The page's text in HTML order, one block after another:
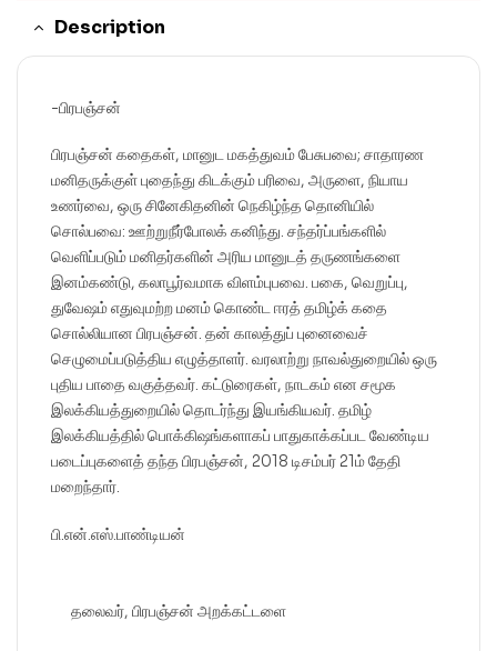
Description
-பிரபஞ்சன்
பிரபஞ்சன் கதைகள், மானுட மகத்துவம் பேசுபவை; சாதாரண
மனிதருக்குள் புதைந்து கிடக்கும் பரிவை, அருளை, நியாய
உணர்வை, ஒரு சினேகிதனின் நெகிழ்ந்த தொனியில்
சொல்பவை: ஊற்றுநீர்போலக் கனிந்து. சந்தர்ப்பங்களில்
வெளிப்படும் மனிதர்களின் அரிய மானுடத் தருணங்களை
இனம்கண்டு, கலாபூர்வமாக விளம்புபவை. பகை, வெறுப்பு,
துவேஷம் எதுவுமற்ற மனம் கொண்ட ஈரத் தமிழ்க் கதை
சொல்லியான பிரபஞ்சன். தன் காலத்துப் புனைவைச்
செழுமைப்படுத்திய எழுத்தாளர். வரலாற்று நாவல்துறையில் ஒரு
புதிய பாதை வகுத்தவர். கட்டுரைகள், நாடகம் என சமூக
இலக்கியத்துறையில் தொடர்ந்து இயங்கியவர். தமிழ்
இலக்கியத்தில் பொக்கிஷங்களாகப் பாதுகாக்கப்பட வேண்டிய
படைப்புகளைத் தந்த பிரபஞ்சன், 2018 டிசம்பர் 21ம் தேதி
மறைந்தார்.
பி.என்.எஸ்.பாண்டியன்
தலைவர், பிரபஞ்சன் அறக்கட்டளை